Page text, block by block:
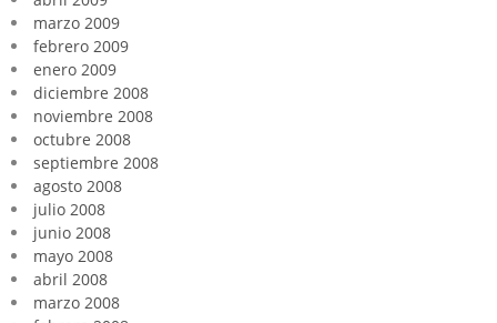
marzo 2009
febrero 2009
enero 2009
diciembre 2008
noviembre 2008
octubre 2008
septiembre 2008
agosto 2008
julio 2008
junio 2008
mayo 2008
abril 2008
marzo 2008